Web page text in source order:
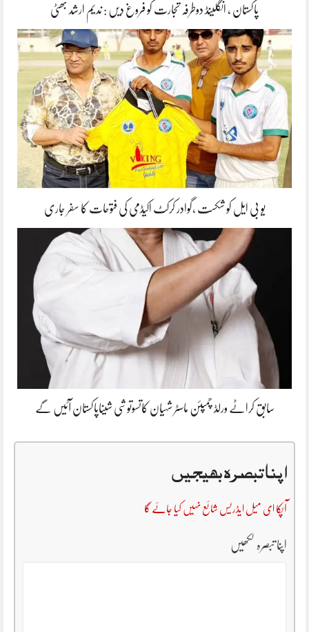
پاکستان ، انگلینڈ دوطرفہ تجارت کو فروغ دیں : ندیم ارشد بھٹی
یو بی ایل کو شکست ،گوادر کرکٹ اکیڈمی کی فتوحات کا سفر جاری
سابق کراٹے ورلڈ چمپئن ماسٹر شہیان کاتسوتوشی شیناپاکستان آئیں گے
اپنا تبصرہ بھیجیں
آپکا ای میل ایڈریس شائع نہیں کیا جائے گا
اپنا تبصرہ لکھیں